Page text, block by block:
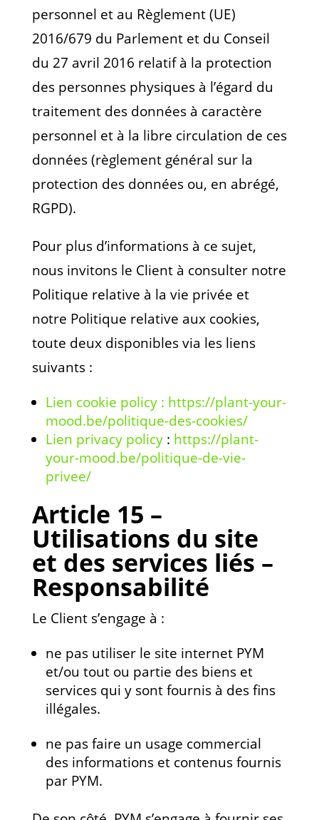
personnel et au Règlement (UE)
2016/679 du Parlement et du Conseil
du 27 avril 2016 relatif à la protection
des personnes physiques à l’égard du
traitement des données à caractère
personnel et à la libre circulation de ces
données (règlement général sur la
protection des données ou, en abrégé,
RGPD).
Pour plus d’informations à ce sujet,
nous invitons le Client à consulter notre
Politique relative à la vie privée et
notre Politique relative aux cookies,
toute deux disponibles via les liens
suivants :
Lien cookie policy : https://plant-your-
mood.be/politique-des-cookies/
Lien privacy policy: https://plant-
your-mood.be/politique-de-vie-
privee/
Article 15 –
Utilisations du site
et des services liés –
Responsabilité
Le Client s’engage à :
ne pas utiliser le site internet PYM
et/ou tout ou partie des biens et
services qui y sont fournis à des fins
illégales.
ne pas faire un usage commercial
des informations et contenus fournis
par PYM.